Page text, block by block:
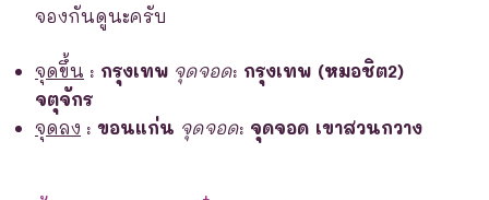
จองกันดูนะครับ
จุดขึ้น : กรุงเทพ จุดจอด: กรุงเทพ (หมอชิต2)
จตุจักร
จุดลง : ขอนแก่น จุดจอด: จุดจอด เขาสวนกวาง